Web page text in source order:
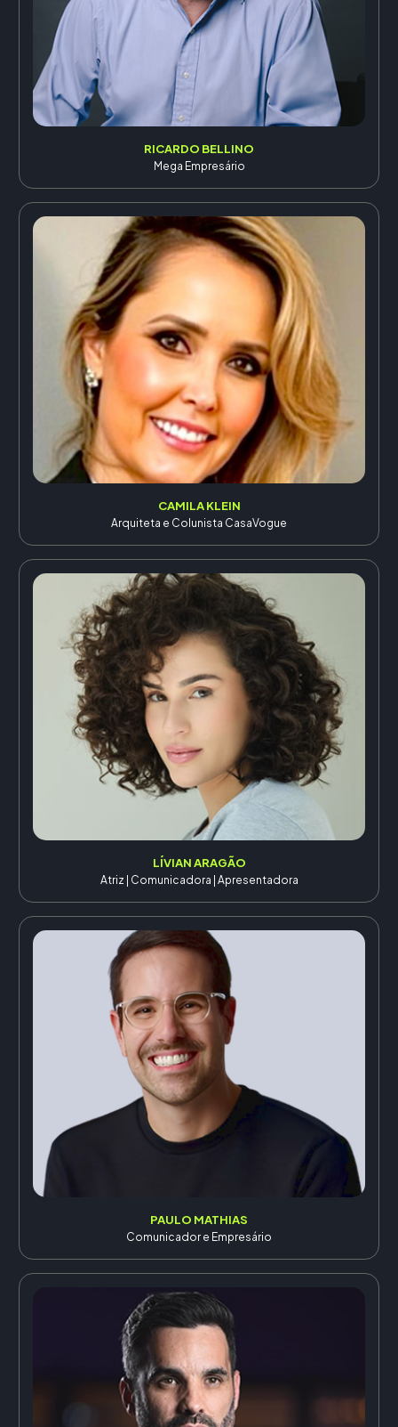
RICARDO BELLINO
Mega Empresário
CAMILA KLEIN
Arquiteta e Colunista CasaVogue
LÍVIAN ARAGÃO
Atriz | Comunicadora | Apresentadora
PAULO MATHIAS
Comunicador e Empresário